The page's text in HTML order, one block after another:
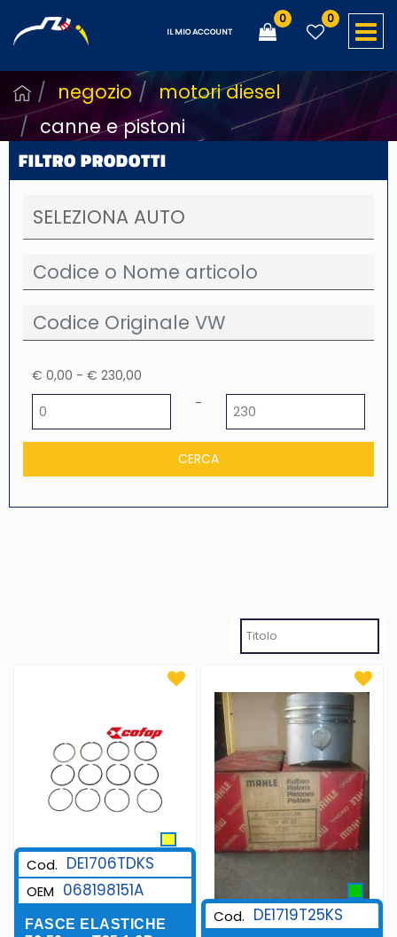
IL MIO ACCOUNT
0 0
negozio
motori diesel
canne e pistoni
FILTRO PRODOTTI
€ 0,00 - € 230,00
-
Cod. DE1706TDKS
OEM 068198151A
FASCE ELASTICHE
Cod. DE1719T25KS